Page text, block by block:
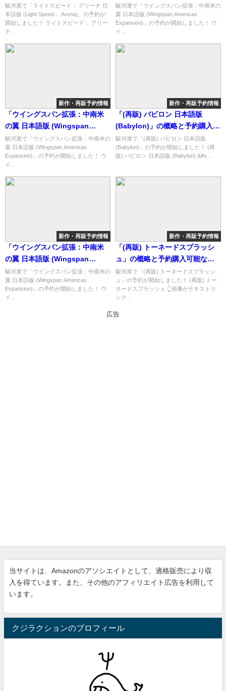
Arena)」の概略と予約購入可能
なショップ紹介！
駿河屋で「ライトスピード： アリーナ 日
本語版 (Light Speed： Arena)」の予約が
開始しました！ ライトスピード： アリー
ナ...
Americas Expansion)」の概略
と予約購入可能なショップ紹
介！
駿河屋で「ウイングスパン拡張：中南米の
翼 日本語版 (Wingspan Americas
Expansion)」の予約が開始しました！ ウ
イ...
新作・再販予約情報
「ウイングスパン拡張：中南米
の翼 日本語版 (Wingspan
Americas Expansion)」の概略
と予約購入可能なショップ紹
介！
駿河屋で「ウイングスパン拡張：中南米の
翼 日本語版 (Wingspan Americas
Expansion)」の予約が開始しました！ ウ
イ...
新作・再販予約情報
「(再販) バビロン 日本語版
(Babylon)」の概略と予約購入可
能なショップ紹介！
駿河屋で「(再販) バビロン 日本語版
(Babylon)」の予約が開始しました！ (再
販) バビロン 日本語版 (Babylon) &#x...
新作・再販予約情報
「ウイングスパン拡張：中南米
の翼 日本語版 (Wingspan
Americas Expansion)」の概略
と予約購入可能なショップ紹
介！
駿河屋で「ウイングスパン拡張：中南米の
翼 日本語版 (Wingspan Americas
Expansion)」の予約が開始しました！ ウ
イ...
新作・再販予約情報
「(再販) トーネードスプラッシ
ュ」の概略と予約購入可能なシ
ョップ紹介！
駿河屋で「(再販) トーネードスプラッシ
ュ」の予約が開始しました！ (再販) トー
ネードスプラッシュ 👆画像かテキストリ
ンク...
広告
当サイトは、Amazonのアソシエイトとして、適格販売により収
入を得ています。また、その他のアフィリエイト広告を利用して
います。
クジラクションのプロフィール